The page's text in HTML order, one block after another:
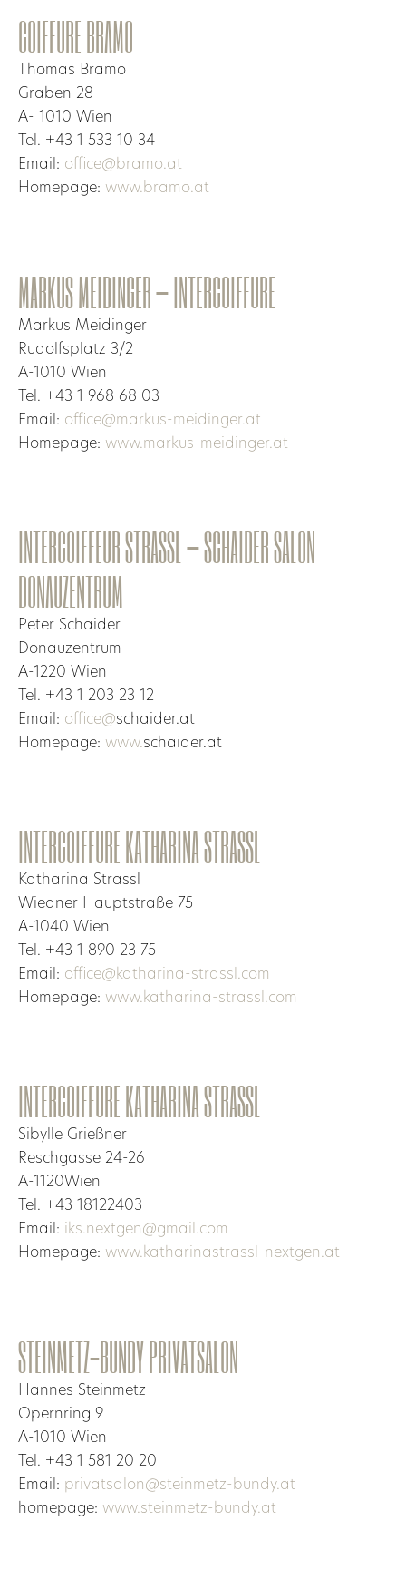
COIFFURE BRAMO
Thomas Bramo
Graben 28
A- 1010 Wien
Tel. +43 1 533 10 34
Email: office@bramo.at
Homepage: www.bramo.at
MARKUS MEIDINGER – INTERCOIFFURE
Markus Meidinger
Rudolfsplatz 3/2
A-1010 Wien
Tel. +43 1 968 68 03
Email: office@markus-meidinger.at
Homepage: www.markus-meidinger.at
INTERCOIFFEUR STRASSL – SCHAIDER SALON
DONAUZENTRUM
Peter Schaider
Donauzentrum
A-1220 Wien
Tel. +43 1 203 23 12
Email: office@schaider.at
Homepage: www.schaider.at
INTERCOIFFURE KATHARINA STRASSL
Katharina Strassl
Wiedner Hauptstraße 75
A-1040 Wien
Tel. +43 1 890 23 75
Email: office@katharina-strassl.com
Homepage: www.katharina-strassl.com
INTERCOIFFURE KATHARINA STRASSL
Sibylle Grießner
Reschgasse 24-26
A-1120Wien
Tel. +43 18122403
Email: iks.nextgen@gmail.com
Homepage: www.katharinastrassl-nextgen.at
STEINMETZ-BUNDY PRIVATSALON
Hannes Steinmetz
Opernring 9
A-1010 Wien
Tel. +43 1 581 20 20
Email: privatsalon@steinmetz-bundy.at
homepage: www.steinmetz-bundy.at